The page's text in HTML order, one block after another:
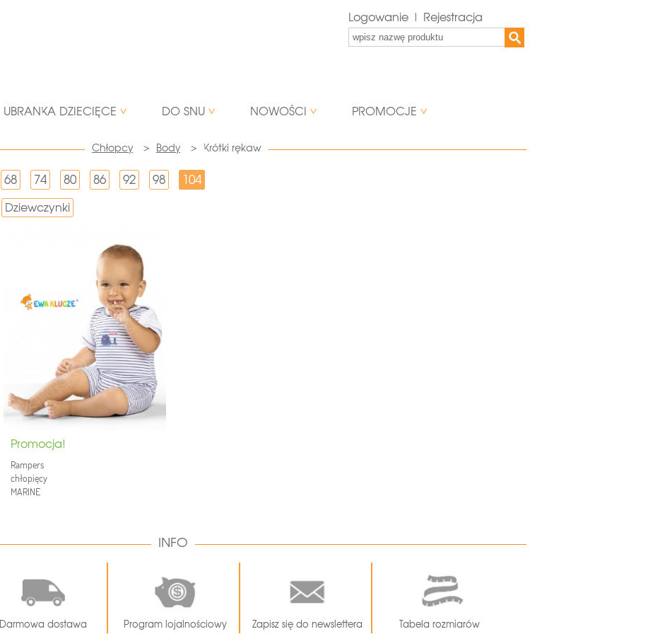
Logowanie | Rejestracja
UBRANKA DZIECIĘCE DO SNU NOWOŚCI PROMOCJE
Chłopcy > Body > Krótki rękaw
68 74 80 86 92 98 104
Dziewczynki
Promocja!
Rampers
chłopięcy
MARINE
INFO
Darmowa dostawa Program lojalnościowy Zapisz się do newslettera Tabela rozmiarów